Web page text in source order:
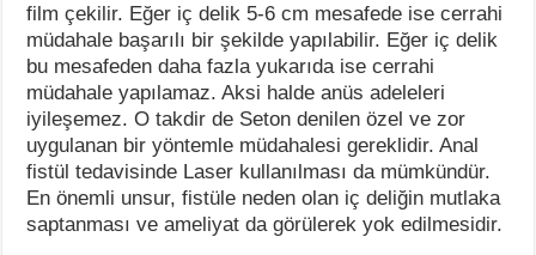
film çekilir. Eğer iç delik 5-6 cm mesafede ise cerrahi
müdahale başarılı bir şekilde yapılabilir. Eğer iç delik
bu mesafeden daha fazla yukarıda ise cerrahi
müdahale yapılamaz. Aksi halde anüs adeleleri
iyileşemez. O takdir de Seton denilen özel ve zor
uygulanan bir yöntemle müdahalesi gereklidir. Anal
fistül tedavisinde Laser kullanılması da mümkündür.
En önemli unsur, fistüle neden olan iç deliğin mutlaka
saptanması ve ameliyat da görülerek yok edilmesidir.